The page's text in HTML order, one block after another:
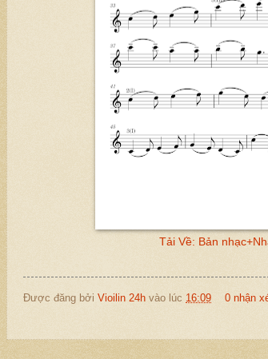
Tải Về: Bản
Được đăng bởi Vioilin 24h vào lúc 16:09 0 nhận